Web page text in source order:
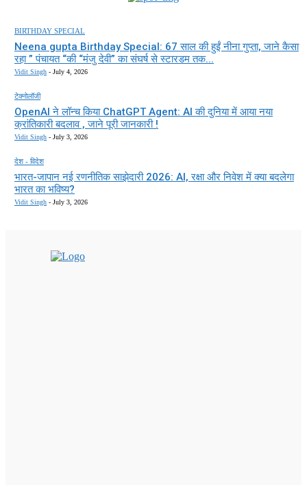
BIRTHDAY SPECIAL
Neena gupta Birthday Special: 67 साल की हुईं नीना गुप्ता, जाने कैसा
रहा ” पंचायत “की “मंजु देवी” का संघर्ष से स्टारडम तक...
Vidit Singh - July 4, 2026
टेक्नोलॉजी
OpenAI ने लॉन्च किया ChatGPT Agent: AI की दुनिया में आया नया
क्रांतिकारी बदलाव , जाने पूरी जानकारी !
Vidit Singh - July 3, 2026
देश - विदेश
भारत-जापान नई रणनीतिक साझेदारी 2026: AI, रक्षा और निवेश में क्या बदलेगा
भारत का भविष्य?
Vidit Singh - July 3, 2026